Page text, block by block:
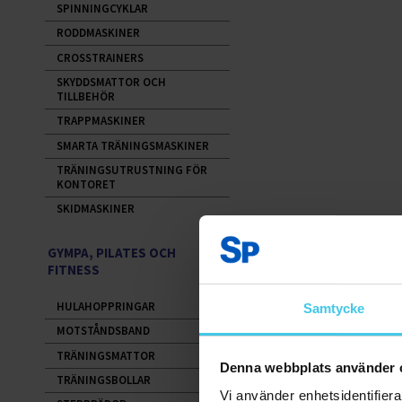
Samtycke
Denna webbplats använder
Vi använder
SPINNINGCYKLAR
RODDMASKINER
CROSSTRAINERS
SKYDDSMATTOR OCH
TILLBEHÖR
TRAPPMASKINER
SMARTA TRÄNINGSMASKINER
TRÄNINGSUTRUSTNING FÖR
KONTORET
SKIDMASKINER
GYMPA, PILATES OCH
FITNESS
HULAHOPPRINGAR
MOTSTÅNDSBAND
TRÄNINGSMATTOR
TRÄNINGSBOLLAR